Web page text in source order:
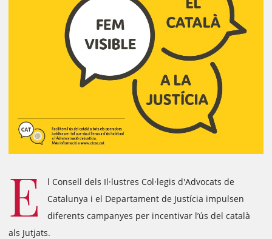
E
l Consell dels Il·lustres Col·legis d'Advocats de
Catalunya i el Departament de Justícia impulsen
diferents campanyes per incentivar l’ús del català
als Jutjats.